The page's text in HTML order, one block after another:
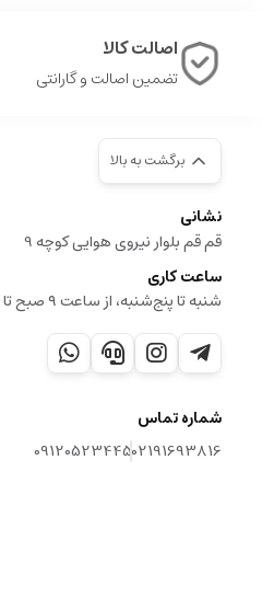
اصالت کالا
تضمین اصالت و گارانتی
برگشت به بالا
نشانی
قم قم بلوار نیروی هوایی کوچه 9
ساعت کاری
شنبه تا پنج‌شنبه، از ساعت ۹ صبح تا ۵ عصر
شماره تماس
02191693816
09120523445